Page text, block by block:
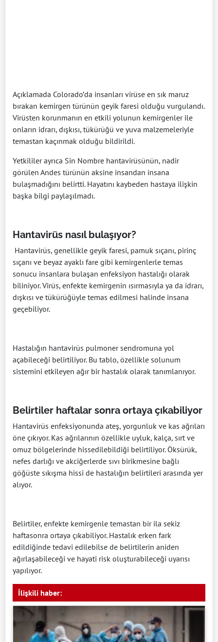
Açıklamada Colorado’da insanları virüse en sık maruz
bırakan kemirgen türünün geyik faresi olduğu vurgulandı.
Virüsten korunmanın en etkili yolunun kemirgenler ile
onların idrarı, dışkısı, tükürüğü ve yuva malzemeleriyle
temastan kaçınmak olduğu bildirildi.
Yetkililer ayrıca Sin Nombre hantavirüsünün, nadir
görülen Andes türünün aksine insandan insana
bulaşmadığını belirtti. Hayatını kaybeden hastaya ilişkin
başka bilgi paylaşılmadı.
Hantavirüs nasıl bulaşıyor?
Hantavirüs, genellikle geyik faresi, pamuk sıçanı, pirinç
sıçanı ve beyaz ayaklı fare gibi kemirgenlerle temas
sonucu insanlara bulaşan enfeksiyon hastalığı olarak
biliniyor. Virüs, enfekte kemirgenin ısırmasıyla ya da idrarı,
dışkısı ve tükürüğüyle temas edilmesi halinde insana
geçebiliyor.
Hastalığın hantavirüs pulmoner sendromuna yol
açabileceği belirtiliyor. Bu tablo, özellikle solunum
sistemini etkileyen ağır bir hastalık olarak tanımlanıyor.
Belirtiler haftalar sonra ortaya çıkabiliyor
Hantavirüs enfeksiyonunda ateş, yorgunluk ve kas ağrıları
öne çıkıyor. Kas ağrılarının özellikle uyluk, kalça, sırt ve
omuz bölgelerinde hissedilebildiği belirtiliyor. Öksürük,
nefes darlığı ve akciğerlerde sıvı birikmesine bağlı
göğüste sıkışma hissi de hastalığın belirtileri arasında yer
alıyor.
Belirtiler, enfekte kemirgenle temastan bir ila sekiz
haftasonra ortaya çıkabiliyor. Hastalık erken fark
edildiğinde tedavi edilebilse de belirtilerin aniden
ağırlaşabileceği ve hayati risk oluşturabileceği uyarısı
yapılıyor.
İlişkili haber: